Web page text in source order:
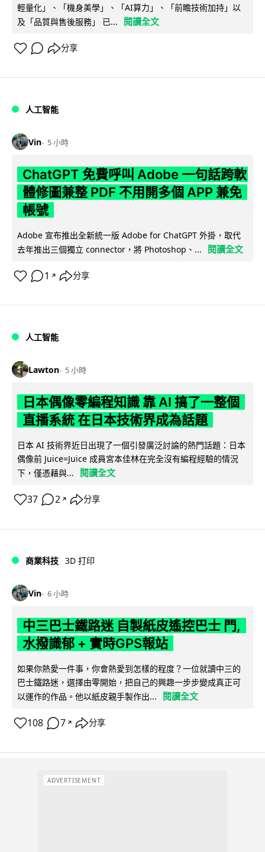
輕量化」、「機身美學」、「AI算力」、「前瞻技術加持」以
及「品質與售後服務」 已...
閱讀全文
分享
人工智能
Vin 5 小時
ChatGPT 免費呼叫 Adobe 一句話跨軟
體修圖兼整 PDF 不用開多個 APP 兼免
帳號
Adobe 宣布推出全新統一版 Adobe for ChatGPT 外掛，取代
去年推出三個獨立 connector，將 Photoshop、...
閱讀全文
1 ↗ 分享
人工智能
Lawton 5 小時
日本偶像零編程知識 靠 AI 搞了一整個
直播系統 在日本技術界成為話題
日本 AI 技術界近日出現了一個引發廣泛討論的熱門話題：日本
偶像前 Juice=Juice 成員宮本佳林在完全沒有編程經驗的情況
下，僅憑藉與...
閱讀全文
37 2 ↗ 分享
商業科技 3D 打印
Vin 6 小時
中三巴士鐵路迷 自製紙皮遙控巴士 門,
水撥識郁 + 實時GPS報站
如果你熱愛一件事，你會熱愛到怎樣的程度？一位就讀中三的
巴士鐵路迷，選擇由零開始，把自己的興趣一步步變成真正可
以運作的作品。他以紙皮親手製作出...
閱讀全文
108 7 ↗ 分享
ADVERTISEMENT